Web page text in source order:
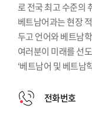
로 전국 최고 수준의
베트남어과는 현장
두고 언어와 베트남
여러분이 미래를 선
‘베트남어 및 베트남
전화번호